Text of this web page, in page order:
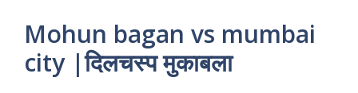
Mohun bagan vs mumbai
city |दिलचस्प मुकाबला